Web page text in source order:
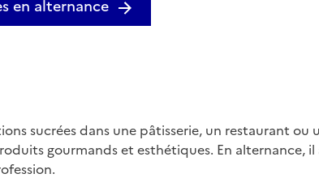
en alternance
sucrées dans une pâtisserie, un restaurant ou
gourmands et esthétiques. En alternance,